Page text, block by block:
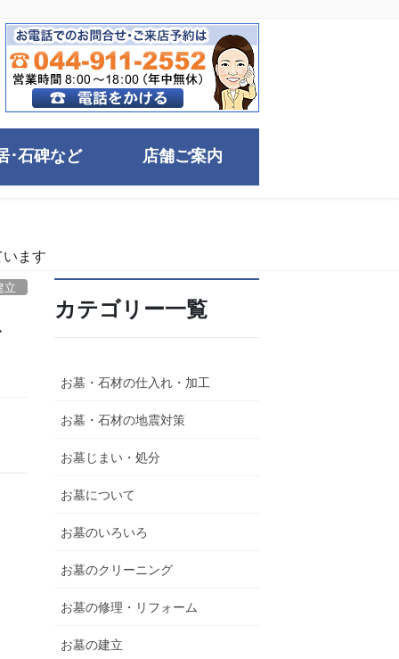
･石碑など 店舗ご案内
ます
立
カテゴリー一覧
お墓・石材の仕入れ・加工
お墓・石材の地震対策
お墓じまい・処分
お墓について
お墓のいろいろ
お墓のクリーニング
お墓の修理・リフォーム
お墓の建立